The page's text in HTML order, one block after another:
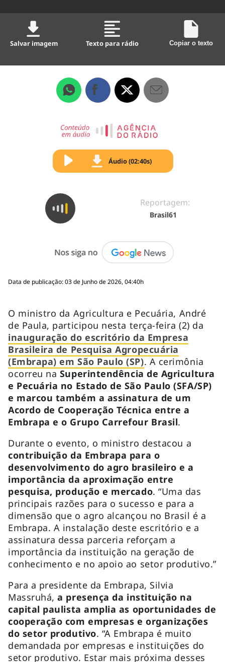
Salvar imagem Texto para rádio Copiar o texto
Áudio (02:40s)
Reportagem:
Brasil61
Data de publicação: 03 de Junho de 2026, 04:40h
O ministro da Agricultura e Pecuária, André
de Paula, participou nesta terça-feira (2) da
inauguração do escritório da Empresa
Brasileira de Pesquisa Agropecuária
(Embrapa) em São Paulo (SP). A cerimônia
ocorreu na Superintendência de Agricultura
e Pecuária no Estado de São Paulo (SFA/SP)
e marcou também a assinatura de um
Acordo de Cooperação Técnica entre a
Embrapa e o Grupo Carrefour Brasil.
Durante o evento, o ministro destacou a
contribuição da Embrapa para o
desenvolvimento do agro brasileiro e a
importância da aproximação entre
pesquisa, produção e mercado. “Uma das
principais razões para o sucesso e para a
dimensão que o agro alcançou no Brasil é a
Embrapa. A instalação deste escritório e a
assinatura dessa parceria reforçam a
importância da instituição na geração de
conhecimento e no apoio ao setor produtivo.”
Para a presidente da Embrapa, Silvia
Massruhá,a presença da instituição na
capital paulista amplia as oportunidades de
cooperação com empresas e organizações
do setor produtivo. “A Embrapa é muito
demandada por empresas e instituições do
setor produtivo. Estar mais próxima desses